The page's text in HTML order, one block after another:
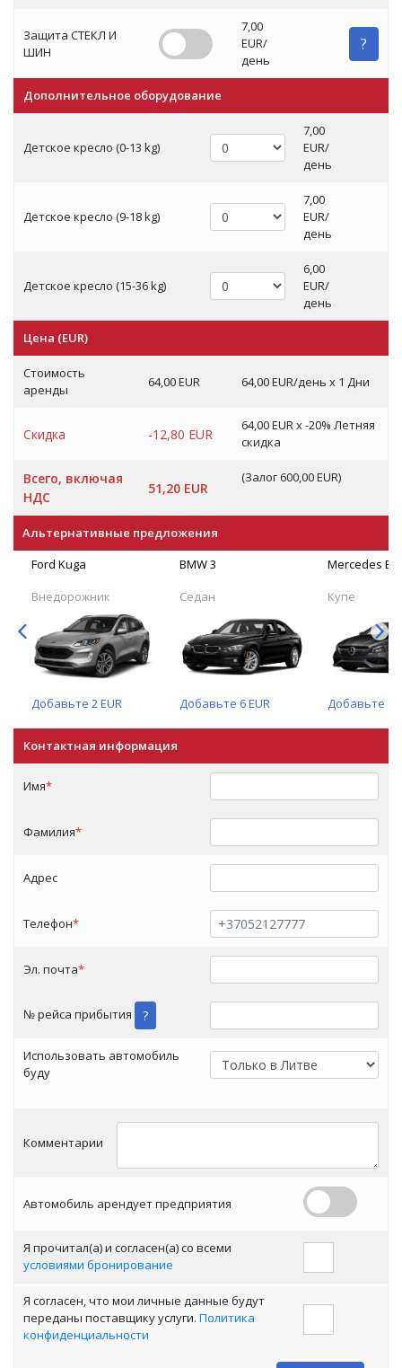
Защита СТЕКЛ И
ШИН
7,00
EUR/
день
?
Дополнительное оборудование
Детское кресло (0-13 kg)
7,00
EUR/
день
Детское кресло (9-18 kg)
7,00
EUR/
день
Детское кресло (15-36 kg)
6,00
EUR/
день
Цена (EUR)
Стоимость
аренды
64,00 EUR 64,00 EUR/день x 1 Дни
Скидка -12,80 EUR
64,00 EUR x -20% Летняя
скидка
Всего, включая
НДС
51,20 EUR
(Залог 600,00 EUR)
Альтернативные предложения
Ford Kuga
Внедорожник
Добавьте 2EUR
BMW 3
Седан
Добавьте 6EUR
Mercedes
Купе
Добавьте
Контактная информация
Имя*
Фамилия*
Адрес
Телефон*
Эл. почта*
№ рейса прибытия ?
Использовать автомобиль
буду
Комментарии
Автомобиль арендует предприятия
Я прочитал(а) и согласен(a) со всеми
условиями бронирование
Я согласен, что мои личные данные будут
переданы поставщику услуги. Политика
конфиденциальности